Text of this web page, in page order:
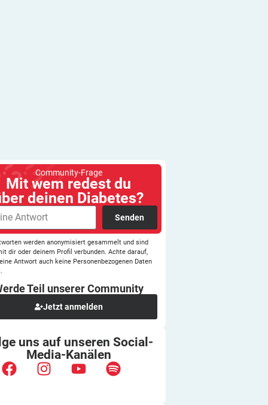
Community-Frage
Mit wem redest du
deinen Diabetes?
Senden
werden anonymisiert gesammelt und sind
dir oder deinem Profil verbunden. Achte darauf,
Antwort auch keine Personenbezogenen Daten
Teil unsererCommunity
Jetzt anmelden
uns auf unserenSocial-
Media-Kanälen